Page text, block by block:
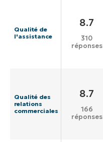
Qualité de
l'assistance
8.7
310
réponses
Qualité des
relations
commerciales
8.7
166
réponses